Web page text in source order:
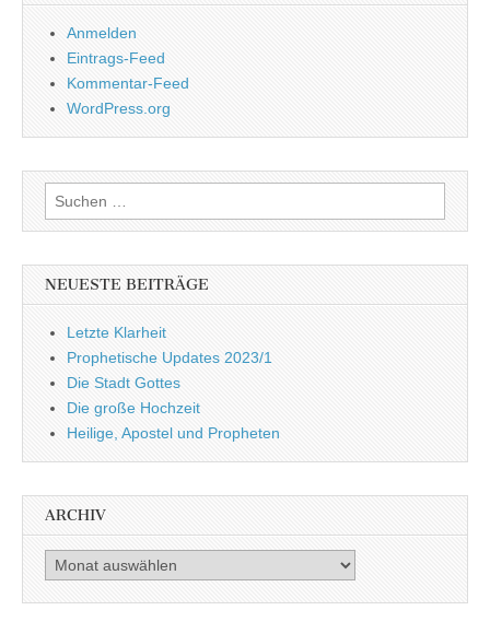
Anmelden
Eintrags-Feed
Kommentar-Feed
WordPress.org
Suchen
nach:
NEUESTE BEITRÄGE
Letzte Klarheit
Prophetische Updates 2023/1
Die Stadt Gottes
Die große Hochzeit
Heilige, Apostel und Propheten
ARCHIV
Archiv